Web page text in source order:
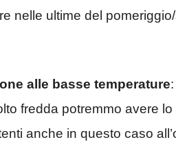
nelle ultime del
alle basse temperature
fredda potremmo avere
anche in questo caso